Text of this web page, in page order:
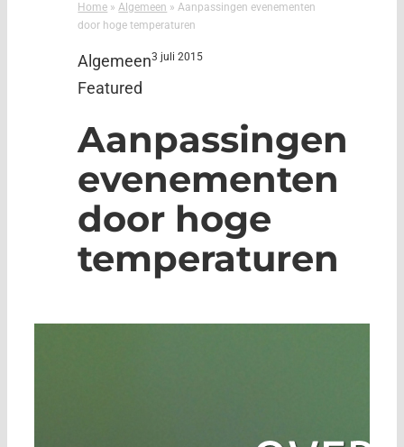
Home »Algemeen »Aanpassingen evenementen
door hoge temperaturen
Algemeen
Featured
3 juli 2015
Aanpassingen
evenementen
door hoge
temperaturen